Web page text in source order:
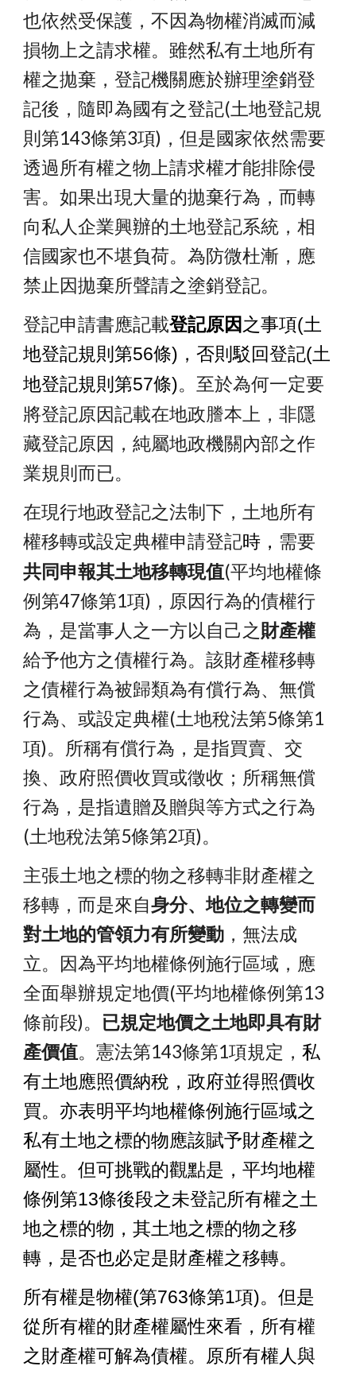
也依然受保護，不因為物權消滅而減
損物上之請求權。雖然私有土地所有
權之拋棄，登記機關應於辦理塗銷登
記後，隨即為國有之登記(土地登記規
則第143條第3項)，但是國家依然需要
透過所有權之物上請求權才能排除侵
害。如果出現大量的拋棄行為，而轉
向私人企業興辦的土地登記系統，相
信國家也不堪負荷。為防微杜漸，應
禁止因拋棄所聲請之塗銷登記。
登記申請書應記載登記原因 之事項(土
地登記規則第56條) ，否則駁回登記(土
地登記規則第57條)。至於為何一定要
將登記原因記載在地政謄本上，非隱
藏登記原因，純屬地政機關內部之作
業規則而已。
在現行地政登記之法制下，土地所有
權移轉或設定典權申請登記時， 需要
共同申報其土地移轉現值(平均地權條
例第47條第1項)，原因行為的債權行
為，是當事人之一方以自己之財產權
給予他方之債權行為。該財產權移轉
之債權行為被歸類為有償行為、無償
行為、或設定典權(土地稅法第5條第1
項)。所稱有償行為，是指買賣、交
換、政府照價收買或徵收；所稱無償
行為，是指遺贈及贈與等方式之行為
(土地稅法第5條第2項)。
主張土地之標的物之移轉非財產權之
移轉，而是來自身分、地位之轉變而
對土地的管領力有所變動 ，無法成
立。因為平均地權條例施行區域，應
全面舉辦規定地價(平均地權條例第13
條前段)。 已規定地價之土地即具有財
產價值。憲法第143條第1項規定，私
有土地應照價納稅，政府並得照價收
買。亦表明平均地權條例施行區域之
私有土地之標的物應該賦予財產權之
屬性。但可挑戰的觀點是，平均地權
條例第13條後段之未登記所有權之土
地之標的物，其土地之標的物之移
轉，是否也必定是財產權之移轉。
所有權是物權(第763條第1項)。但是
從所有權的財產權屬性來看，所有權
之財產權可解為債權。原所有權人與